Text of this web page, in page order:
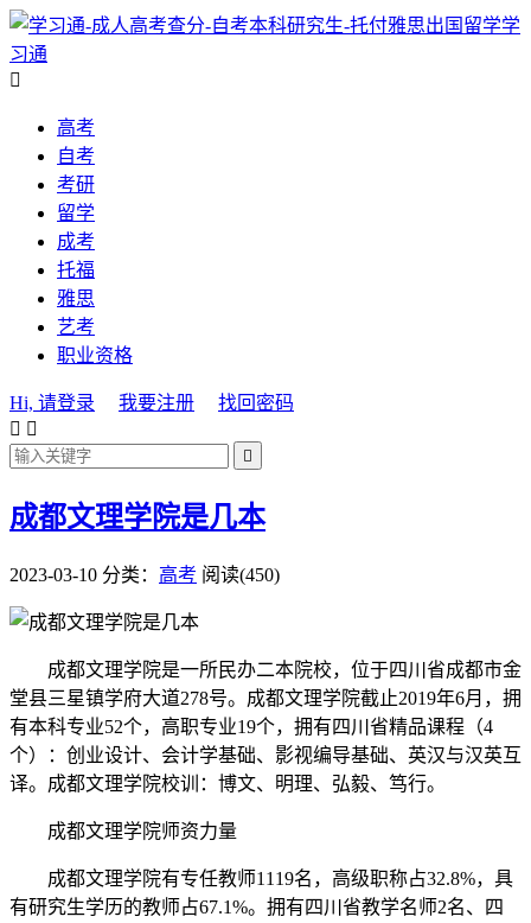
学
习通

高考
自考
考研
留学
成考
托福
雅思
艺考
职业资格
Hi, 请登录 我要注册
找回密码
 

成都文理学院是几本
2023-03-10 分类： 高考 阅读(450)
成都文理学院是一所民办二本院校，位于四川省成都市金
堂县三星镇学府大道278号。成都文理学院截止2019年6月，拥
有本科专业52个，高职专业19个，拥有四川省精品课程（4
个）：创业设计、会计学基础、影视编导基础、英汉与汉英互
译。成都文理学院校训：博文、明理、弘毅、笃行。
成都文理学院师资力量
成都文理学院有专任教师1119名，高级职称占32.8%，具
有研究生学历的教师占67.1%。拥有四川省教学名师2名、四